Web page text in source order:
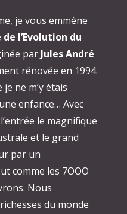
je vous emmène
l’Evolution du
par Jules André
rénovée en 1994.
ne m’y étais
enfance… Avec
le magnifique
et le grand
par un
comme les 7OOO
Nous
du monde